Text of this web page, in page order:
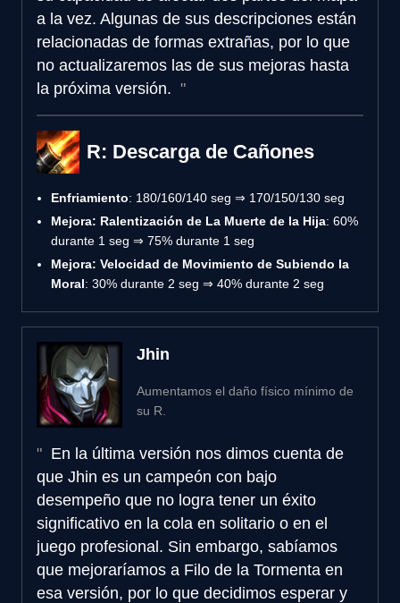
a la vez. Algunas de sus descripciones están
relacionadas de formas extrañas, por lo que
no actualizaremos las de sus mejoras hasta
la próxima versión.
R: Descarga de Cañones
Enfriamiento: 180/160/140 seg ⇒ 170/150/130 seg
Mejora: Ralentización de La Muerte de la Hija: 60%
durante 1 seg ⇒ 75% durante 1 seg
Mejora: Velocidad de Movimiento de Subiendo la
Moral: 30% durante 2 seg ⇒ 40% durante 2 seg
Jhin
Aumentamos el daño físico mínimo de
su R.
En la última versión nos dimos cuenta de
que Jhin es un campeón con bajo
desempeño que no logra tener un éxito
significativo en la cola en solitario o en el
juego profesional. Sin embargo, sabíamos
que mejoraríamos a Filo de la Tormenta en
esa versión, por lo que decidimos esperar y